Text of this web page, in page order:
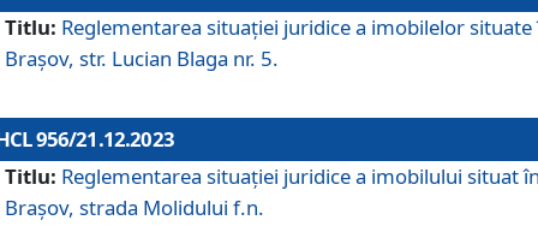
Titlu: Reglementarea situației juridice a imobilelor situate
Brașov, str. Lucian Blaga nr. 5.
956/21.12.2023
Titlu: Reglementarea situației juridice a imobilului situat
Brașov, strada Molidului f.n.